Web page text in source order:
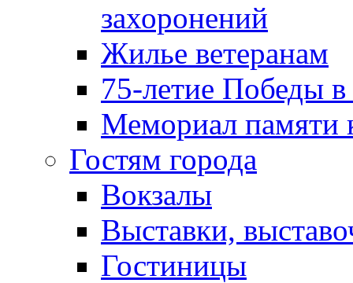
захоронений
Жилье ветеранам
75-летие Победы
Мемориал памяти
Гостям города
Вокзалы
Выставки,
Гостиницы